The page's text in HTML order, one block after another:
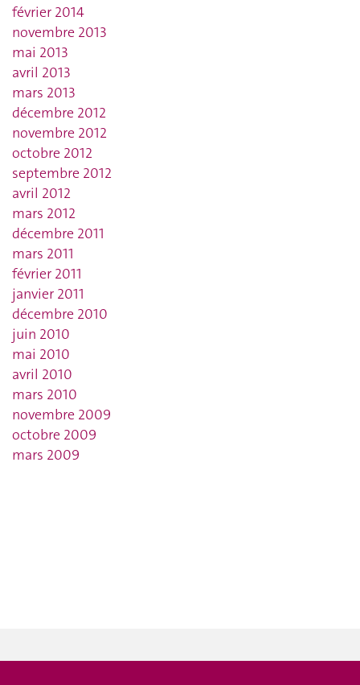
février 2014
novembre 2013
mai 2013
avril 2013
mars 2013
décembre 2012
novembre 2012
octobre 2012
septembre 2012
avril 2012
mars 2012
décembre 2011
mars 2011
février 2011
janvier 2011
décembre 2010
juin 2010
mai 2010
avril 2010
mars 2010
novembre 2009
octobre 2009
mars 2009